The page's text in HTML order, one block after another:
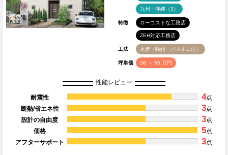
九州・沖縄（3）
特徴 ローコストな工務店
ZEH対応工務店
工法 木造（軸組・パネル工法）
坪単価 38 ～ 55 万円
性能レビュー
耐震性 4点
断熱/省エネ性
3点
設計の自由度
3点
価格
5点
アフターサポート
3点